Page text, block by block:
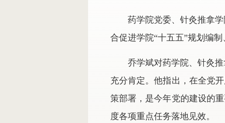
药学院党委、针灸推拿
合促进学院“十五五”规划编
乔学斌对药学院、针灸
充分肯定。他指出，在全党
策部署，是今年党的建设的
度各项重点任务落地见效。